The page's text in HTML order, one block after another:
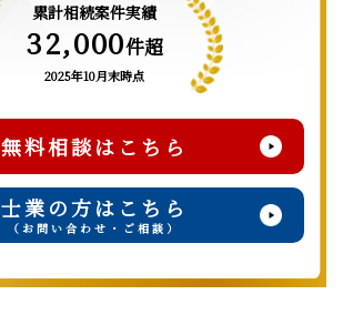
累計相続案件実績
32,000件超
2025年10月末時点
無料相談はこちら
士業の方はこちら
（お問い合わせ・ご相談）